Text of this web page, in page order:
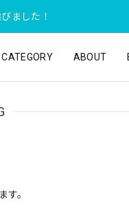
ました！
CATEGORY ABOUT
す。